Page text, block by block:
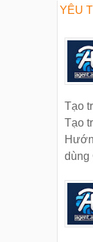
YÊU
Tạo
Tạo
dùng